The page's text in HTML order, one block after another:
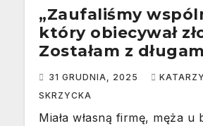
„Zaufaliśmy
który obiecywał
Zostałam z
rozwodem.”
życia wzięta –
31 GRUDNIA, 2025
SKRZYCKA
Miała własną firmę, męża u